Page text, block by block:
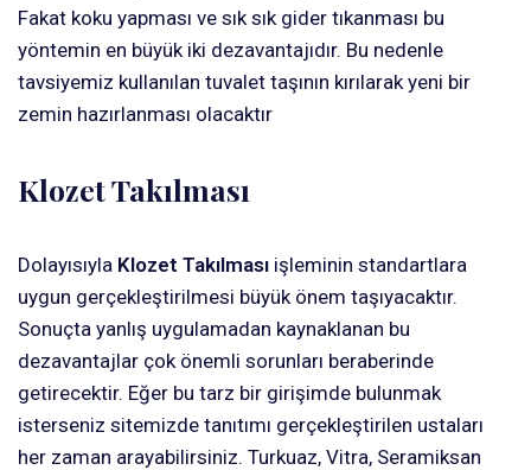
Fakat koku yapması ve sık sık gider tıkanması bu
yöntemin en büyük iki dezavantajıdır. Bu nedenle
tavsiyemiz kullanılan tuvalet taşının kırılarak yeni bir
zemin hazırlanması olacaktır
Klozet Takılması
Dolayısıyla Klozet Takılması işleminin standartlara
uygun gerçekleştirilmesi büyük önem taşıyacaktır.
Sonuçta yanlış uygulamadan kaynaklanan bu
dezavantajlar çok önemli sorunları beraberinde
getirecektir. Eğer bu tarz bir girişimde bulunmak
isterseniz sitemizde tanıtımı gerçekleştirilen ustaları
her zaman arayabilirsiniz. Turkuaz, Vitra, Seramiksan